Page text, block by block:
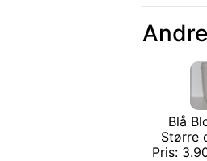
Blå
Større
Pris: